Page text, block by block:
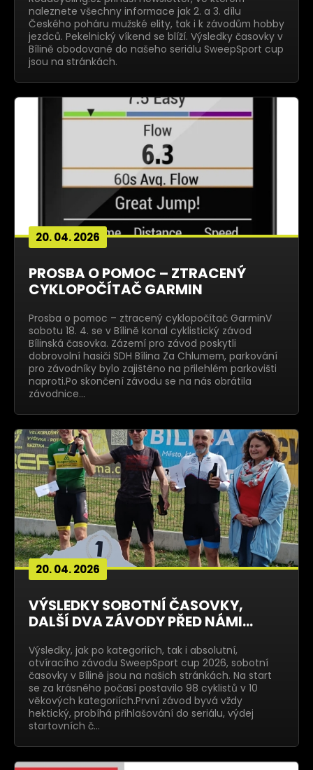
naleznete všechny informace jak 2. a 3. dílu
Českého poháru mužské elity, tak i k závodům hobby
jezdců. Pekelnický víkend se blíží. Výsledky časovky v
Bílině obodované do našeho seriálu SweepSport cup
jsou na stránkách.
20. 04. 2026
PROSBA O POMOC – ZTRACENÝ
CYKLOPOČÍTAČ GARMIN
Prosba o pomoc – ztracený cyklopočítač GarminV
sobotu 18. 4. se v Bílině konal cyklistický závod
Bílinská časovka. Zázemí pro závod poskytli
dobrovolní hasiči SDH Bílina Za Chlumem, parkování
pro závodníky bylo zajištěno na přilehlém parkovišti
naproti.Po skončení závodu se na nás obrátila
závodnice…
20. 04. 2026
VÝSLEDKY SOBOTNÍ ČASOVKY,
DALŠÍ DVA ZÁVODY PŘED NÁMI...
Výsledky, jak po kategoriích, tak i absolutní,
otvíracího závodu SweepSport cup 2026, sobotní
časovky v Bílině jsou na našich stránkách. Na start
se za krásného počasí postavilo 98 cyklistů v 10
věkových kategoriích.První závod byvá vždy
hektický, probíhá přihlašování do seriálu, výdej
startovních č…